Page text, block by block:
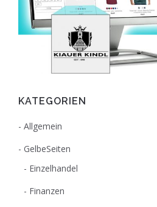
KATEGORIEN
Allgemein
GelbeSeiten
Einzelhandel
Finanzen